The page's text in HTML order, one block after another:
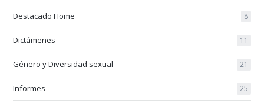
Destacado Home 8
Dictámenes 11
Género y Diversidad sexual 21
Informes 25